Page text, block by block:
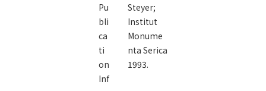
Pu
bli
ca
ti
on
Inf
Steyer;
Institut
Monume
nta Serica
1993.